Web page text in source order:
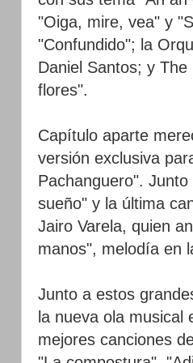
"Oiga, mire, vea" y
"Confundido"; la
Daniel Santos; y
flores".
Capítulo aparte
versión exclusiva
Pachanguero".
sueño" y la última
Jairo Varela, quien
manos", melodía en
Junto a estos
la nueva ola musical
mejores canciones